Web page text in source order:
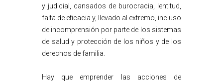
y judicial, cansados de burocracia, lentitud,
falta de eficacia y, llevado al extremo, incluso
de incomprensión por parte de los sistemas
de salud y protección de los niños y de los
derechos de familia.
Hay que emprender las acciones de